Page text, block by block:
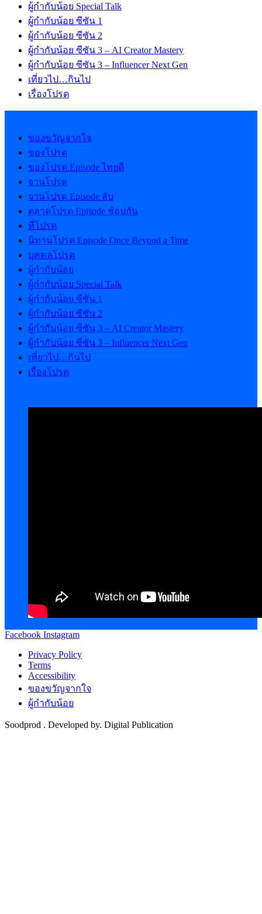
ผู้กำกับน้อย Special Talk
ผู้กำกับน้อย ซีซัน 1
ผู้กำกับน้อย ซีซัน 2
ผู้กำกับน้อย ซีซัน 3 – AI Creator Mastery
ผู้กำกับน้อย ซีซัน 3 – Influencer Next Gen
เที่ยวไป…กินไป
เรื่องโปรด
ของขวัญจากใจ
ของโปรด
ของโปรด Episode ไทยดี
จานโปรด
จานโปรด Episode ลับ
ตลาดโปรด Episode ช้อปกัน
ที่โปรด
นิทานโปรด Episode Once Beyond a Time
บุคคลโปรด
ผู้กำกับน้อย
ผู้กำกับน้อย Special Talk
ผู้กำกับน้อย ซีซัน 1
ผู้กำกับน้อย ซีซัน 2
ผู้กำกับน้อย ซีซัน 3 – AI Creator Mastery
ผู้กำกับน้อย ซีซัน 3 – Influencer Next Gen
เที่ยวไป…กินไป
เรื่องโปรด
Facebook Instagram
Privacy Policy
Terms
Accessibility
ของขวัญจากใจ
ผู้กำกับน้อย
Soodprod . Developed by. Digital Publication